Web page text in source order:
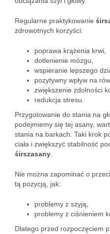
Regularne praktykowanie
zdrowotnych korzyści:
poprawa krążenia krwi,
dotlenienie mózgu,
wspieranie lepszego
pozytywny wpływ na
zwiększenie zdolności
redukcja stresu.
Przygotowanie do stania na
podejmiemy się tej asany,
stania na barkach. Taki krok
ciała i zwiększyć stabilność
śirszasany
Nie można zapominać o
tą pozycją, jak:
problemy z szyją,
problemy z ciśnieniem
Dlatego przed rozpoczęciem